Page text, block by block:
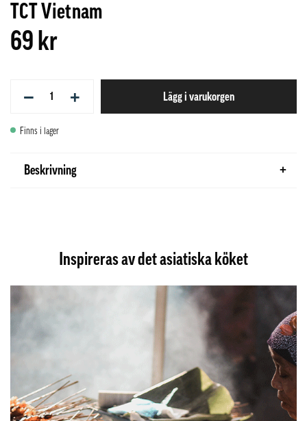
TCT Vietnam
69 kr
− + Lägg i varukorgen
Finns i lager
Beskrivning
Inspireras av det asiatiska köket